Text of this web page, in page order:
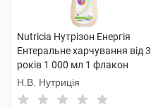
Nutricia Нутрізон Енергія
Ентеральне харчування від 3
років 1 000 мл 1 флакон
Н.В. Нутриція